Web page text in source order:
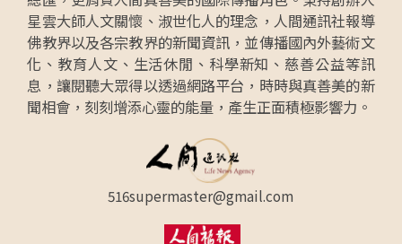
星雲大師人文關懷、淑世化人的理念，人間通訊社報導
佛教界以及各宗教界的新聞資訊，並傳播國內外藝術文
化、教育人文、生活休閒、科學新知、慈善公益等訊
息，讓閱聽大眾得以透過網路平台，時時與真善美的新
聞相會，刻刻增添心靈的能量，產生正面積極影響力。
516supermaster@gmail.com